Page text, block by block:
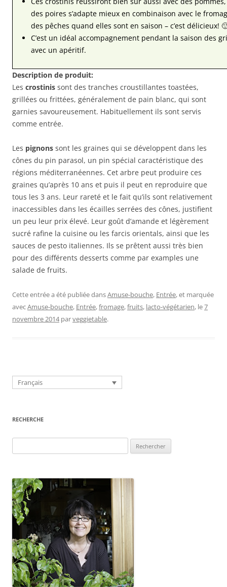
des poires s’adapte mieux en combinaison avec le
des pêches quand elles sont en saison – c’est délicieux!
C’est un idéal accompagnement pendant la saison des
avec un apéritif.
Description de produit:
Les crostinis sont des tranches croustillantes toastées,
grillées ou frittées, généralement de pain blanc, qui sont
garnies savoureusement. Habituellement ils sont servis
comme entrée.
Les pignons sont les graines qui se développent dans les
cônes du pin parasol, un pin spécial caractéristique des
régions méditerranéennes. Cet arbre peut produire ces
graines qu’après 10 ans et puis il peut en reproduire que
tous les 3 ans. Leur rareté et le fait qu’ils sont relativement
inaccessibles dans les écailles serrées des cônes, justifient
un peu leur prix élevé. Leur goût d’amande et légèrement
sucré rafine la cuisine ou les farcis orientals, ainsi que les
sauces de pesto italiennes. Ils se prêtent aussi très bien
pour des différents desserts comme par examples une
salade de fruits.
Cette entrée a été publiée dansAmuse-bouche, Entrée, et marquée
avecAmuse-bouche, Entrée,fromage,fruits, lacto-végétarien, le7
novembre 2014 parveggietable.
Français
RECHERCHE